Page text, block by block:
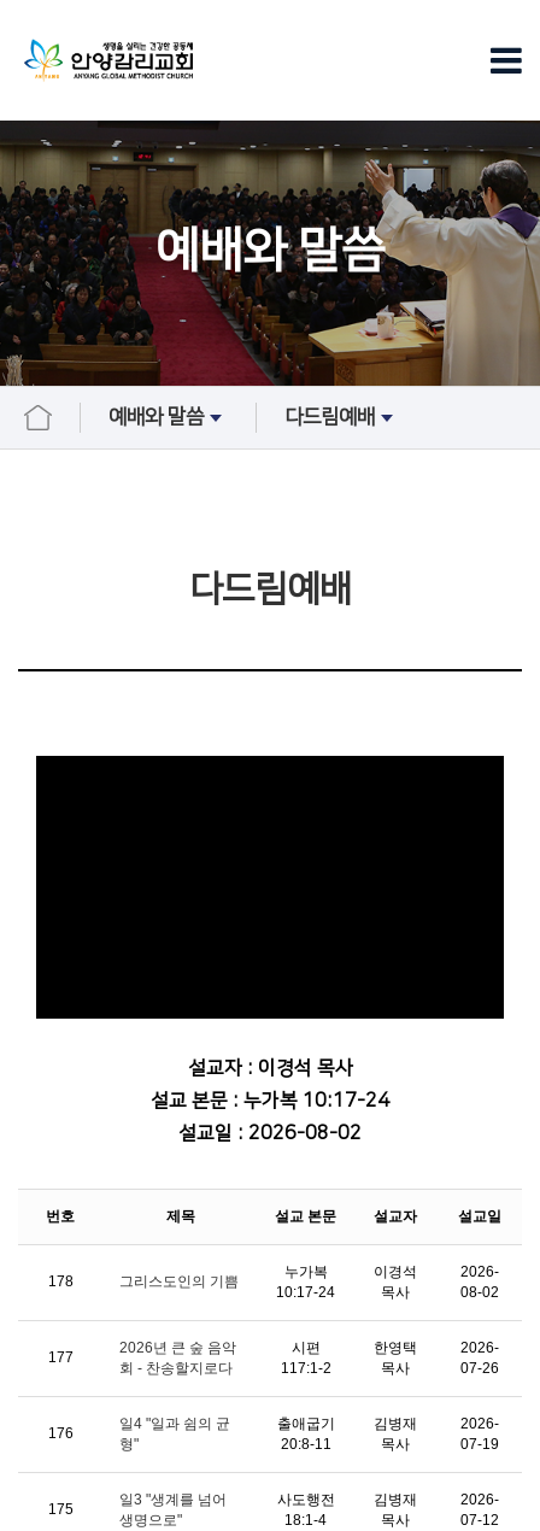
예배와 말씀
예배와 말씀 다드림예배
다드림예배
설교자 : 이경석 목사
설교 본문 : 누가복 10:17-24
설교일 : 2026-08-02
번호 제목 설교 본문 설교자 설교일
178 그리스도인의 기쁨
누가복
10:17-24
이경석
목사
2026-
08-02
177
2026년 큰 숲 음악
회 - 찬송할지로다
시편
117:1-2
한영택
목사
2026-
07-26
176
일4 "일과 쉼의 균
형"
출애굽기
20:8-11
김병재
목사
2026-
07-19
175
일3 "생계를 넘어
생명으로"
사도행전
18:1-4
김병재
목사
2026-
07-12